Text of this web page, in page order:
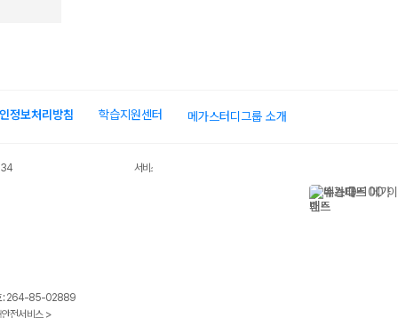
정보처리방침 학습지원센터 메가스터디그룹 소개
서비스 가입사실 확인
호 : 264-85-02889
전서비스 >